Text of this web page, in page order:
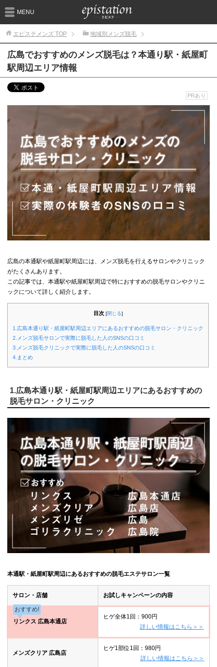
MENU
エピステメンズ TOP 地域別メンズ脱毛
広島でおすすめのメンズ脱毛は？本通り駅・紙屋町
駅周辺エリア情報
PRあり
広島の本通駅や紙屋町駅周辺には、メンズ脱毛を行えるサロンやクリニック
がたくさんあります。
この記事では、本通駅や紙屋町駅周辺で特におすすめの脱毛サロンやクリニ
ックについて詳しく紹介します。
目次 [閉じる]
1.広島本通り駅・紙屋町駅周辺エリアにあるおすすめの脱毛サロン・クリニック
2.メンズ脱毛サロンで実際に脱毛した人のSNSの口コミ
3.メンズ脱毛クリニックで実際に脱毛した人のSNSの口コミ
4.まとめ
1.広島本通り駅・紙屋町駅周辺エリアにあるおすすめの
脱毛サロン・クリニック
本通駅・紙屋町駅周辺にあるおすすめの脱毛エステサロン一覧
サロン・店舗 お試しキャンペーンの内容
おすすめ!
リンクス 広島本通店
ヒゲ全体1回：900円
詳しい情報はこちら＞＞
メンズクリア 広島店
ヒゲ1部位1回：980円
詳しい情報はこちら＞＞